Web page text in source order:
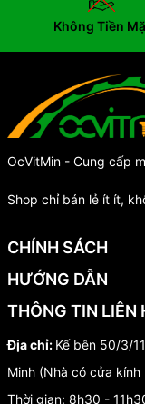
Không Tiền
OcVitMin - Cung cấp
Shop chỉ bán lẻ ít ít,
CHÍNH SÁCH
HƯỚNG DẪN
THÔNG TIN LIÊN
Địa chỉ: Kế bên 50/3/
Minh (Nhà có cửa kính
Thời gian: 8h30 -